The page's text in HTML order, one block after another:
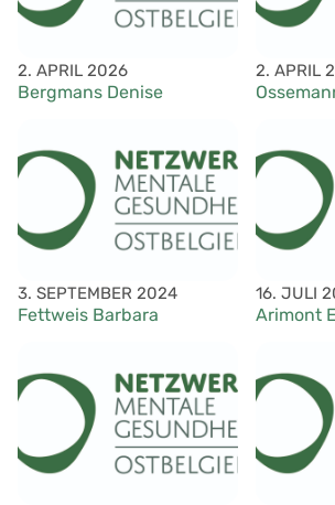
2. APRIL 2026
Bergmans Denise
2. APRIL
3. SEPTEMBER 2024
Fettweis Barbara
16. JULI
Arimont